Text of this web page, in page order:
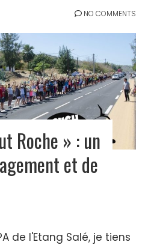
NO COMMENTS
Roche » : un
et de
de l'Etang Salé, je tiens